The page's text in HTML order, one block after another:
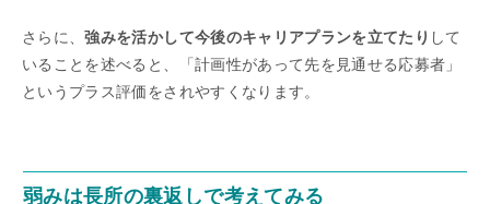
さらに、強みを活かして今後のキャリアプランを立てたり して
いることを述べると、「計画性があって先を見通せる応募者」
というプラス評価をされやすくなります。
弱みは長所の裏返しで考えてみる